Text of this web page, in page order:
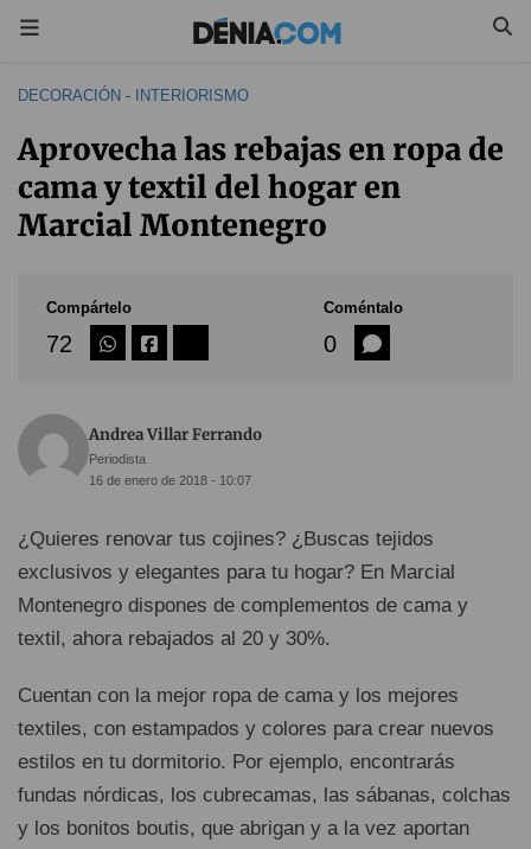
DECORACIÓN - INTERIORISMO
Aprovecha las rebajas en ropa de
cama y textil del hogar en
Marcial Montenegro
Compártelo
72
Coméntalo
0
Andrea Villar Ferrando
Periodista
16 de enero de 2018 - 10:07
¿Quieres renovar tus cojines? ¿Buscas tejidos
exclusivos y elegantes para tu hogar? En Marcial
Montenegro dispones de complementos de cama y
textil, ahora rebajados al 20 y 30%.
Cuentan con la mejor ropa de cama y los mejores
textiles, con estampados y colores para crear nuevos
estilos en tu dormitorio. Por ejemplo, encontrarás
fundas nórdicas, los cubrecamas, las sábanas, colchas
y los bonitos boutis, que abrigan y a la vez aportan